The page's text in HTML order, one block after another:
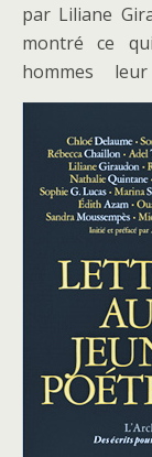
par Liliane
montré ce
hommes